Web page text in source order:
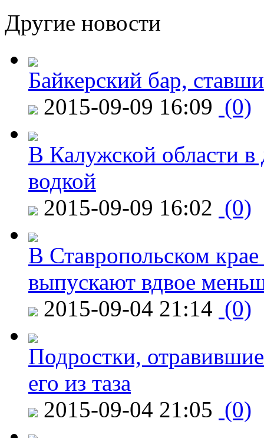
Другие новости
Байкерский бар,
2015-09-09 16:09 (0)
В Калужской области в
водкой
2015-09-09 16:02 (0)
В Ставропольском
выпускают вдвое
2015-09-04 21:14 (0)
Подростки,
его из таза
2015-09-04 21:05 (0)